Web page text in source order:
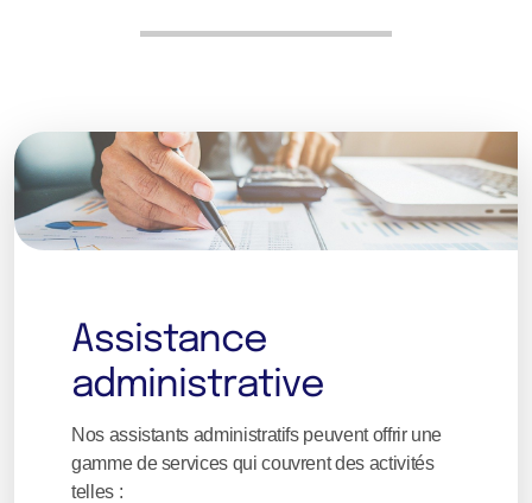
Assistance
administrative
Nos assistants administratifs peuvent offrir une
gamme de services qui couvrent des activités
telles :